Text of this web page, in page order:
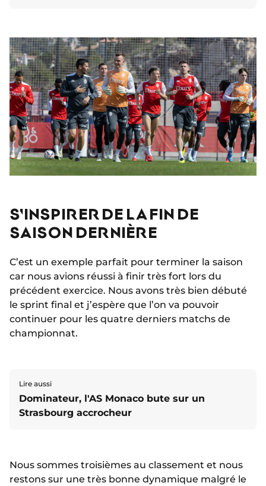
S'INSPIRER DE LA FIN DE
SAISON DERNIÈRE
C’est un exemple parfait pour terminer la saison
car nous avions réussi à finir très fort lors du
précédent exercice. Nous avons très bien débuté
le sprint final et j’espère que l’on va pouvoir
continuer pour les quatre derniers matchs de
championnat.
Lire aussi
Dominateur, l'AS Monaco bute sur un
Strasbourg accrocheur
Nous sommes troisièmes au classement et nous
restons sur une très bonne dynamique malgré le